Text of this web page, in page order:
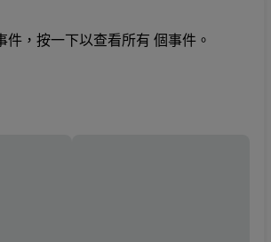
件，按一下以查看所有 個事件。